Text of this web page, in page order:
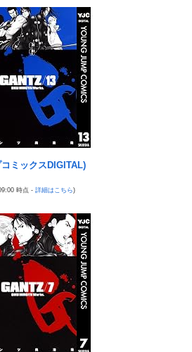
大炎上』してしまう！！！！！！！
無言の男が真横についてきた」とタレ
ると「その男の垢を発見した」と追加
主義嫌なん？
ライズ」「ガシャポン」2026年8月発
オタチー牛弱男どもの「おはよう」に
「忍野忍」「斧乃木余接」プライズフ
寒い奴
の中型版・小型版も発売へ
」とかいうシリーズ初の宇宙怪獣
機種にバックドア発見！ ネットに繋
サーバーと通信
の触媒
×網タイツがスケベ過ぎる！只の痴女
韓国サッカーに衝撃的不祥事！W杯予
発覚！海外騒然！【海外の反応】
け止めて♡ ←「またへんないきものが
ミックスDIGITAL)
時点 - 詳細はこちら)